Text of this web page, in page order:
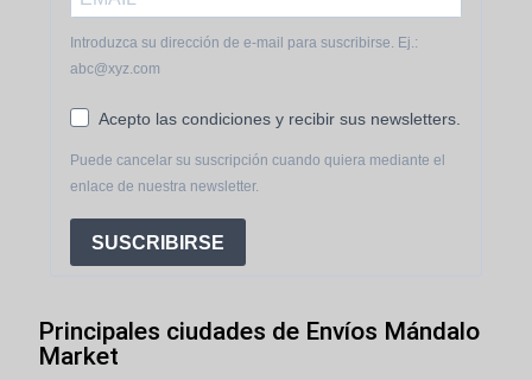
Introduzca su dirección de e-mail para suscribirse. Ej.:
abc@xyz.com
Acepto las condiciones y recibir sus newsletters.
Puede cancelar su suscripción cuando quiera mediante el
enlace de nuestra newsletter.
SUSCRIBIRSE
Principales ciudades de Envíos Mándalo
Market